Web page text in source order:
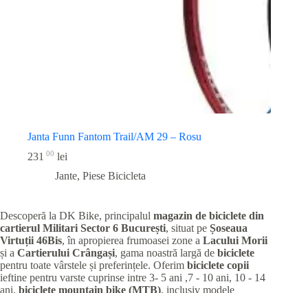
Janta Funn Fantom Trail/AM 29 – Rosu
231 00 lei
Jante, Piese Bicicleta
Descoperă la DK Bike, principalul magazin de biciclete din
cartierul Militari Sector 6 București, situat pe Șoseaua
Virtuții 46Bis, în apropierea frumoasei zone a Lacului Morii
și a Cartierului Crângași, gama noastră largă de biciclete
pentru toate vârstele și preferințele. Oferim biciclete copii
ieftine pentru varste cuprinse intre 3- 5 ani ,7 - 10 ani, 10 - 14
ani, biciclete mountain bike (MTB), inclusiv modele